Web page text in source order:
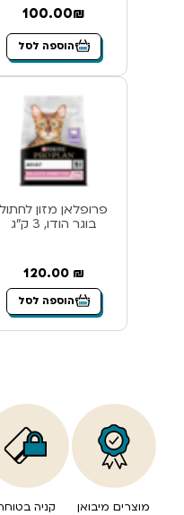
100.00₪
הוספה לסל
פרופלאן מזון לחתול
בוגר הודו, 3 ק”ג
120.00 ₪
הוספה לסל
מוצרים מיבואן קניה